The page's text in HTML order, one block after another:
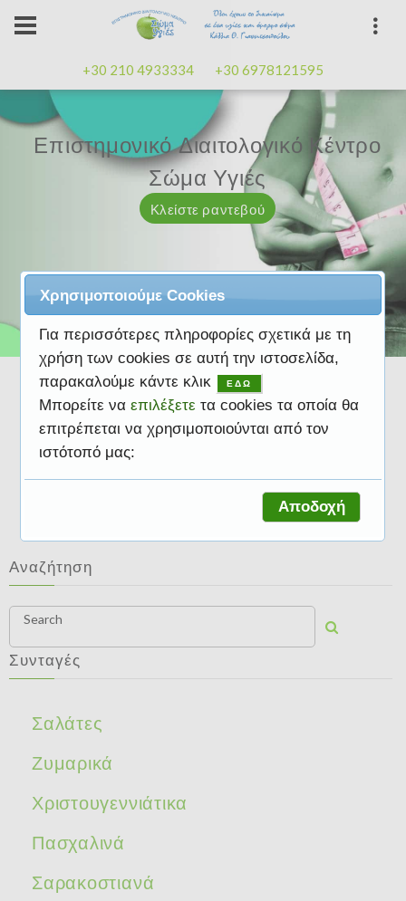
+30 210 4933334 +30 6978121595
Επαγγελματισμός, εμπειρίακαλή
διάθεση
Κλείστε ραντεβού
Επιστημονικό Διαιτολογικό Κέντρο
Σώμα Υγιές
Κλείστε ραντεβού
Μαζί μας μπορείτε
Κλείστε ραντεβού
Επαγγελματισμός, εμπειρίακαλή
διάθεση
Κλείστε ραντεβού
Επιστημονικό Διαιτολογικό Κέντρο
Σώμα Υγιές
Κλείστε ραντεβού
Φρούτα και λαχανικά
Αναζήτηση
Search
Συνταγές
Σαλάτες
Ζυμαρικά
Χριστουγεννιάτικα
Πασχαλινά
Σαρακοστιανά
Χρησιμοποιούμε Cookies
Για περισσότερες πληροφορίες σχετικά με τη
χρήση των cookies σε αυτή την ιστοσελίδα,
παρακαλούμε κάντε κλικ
ΕΔΩ
Μπορείτε να επιλέξετε τα cookies τα οποία θα
επιτρέπεται να χρησιμοποιούνται από τον
ιστότοπό μας:
Αποδοχή